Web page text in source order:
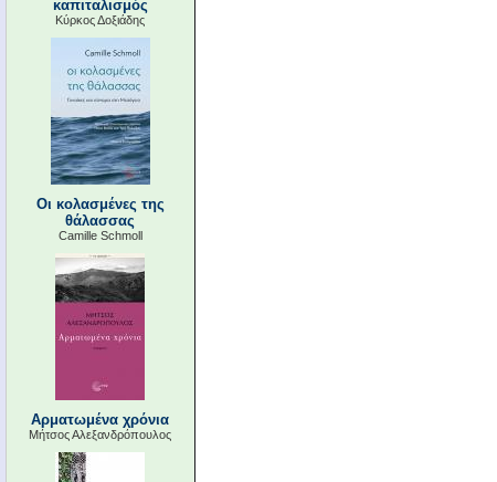
καπιταλισμός
Κύρκος Δοξιάδης
Οι κολασμένες της
θάλασσας
Camille Schmoll
Αρματωμένα χρόνια
Μήτσος Αλεξανδρόπουλος